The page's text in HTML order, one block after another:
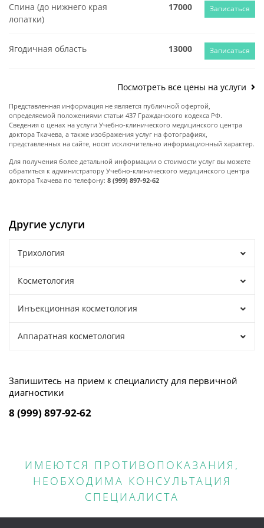
Спина (до нижнего края
лопатки)
17000 Записаться
Ягодичная область 13000 Записаться
Посмотреть все цены на услуги
Представленная информация не является публичной офертой,
определяемой положениями статьи 437 Гражданского кодекса РФ.
Сведения о ценах на услуги Учебно-клинического медицинского центра
доктора Ткачева, а также изображения услуг на фотографиях,
представленных на сайте, носят исключительно информационный характер.
Для получения более детальной информации о стоимости услуг вы можете
обратиться к администратору Учебно-клинического медицинского центра
доктора Ткачева по телефону: 8 (999) 897-92-62
Другие услуги
Трихология
Косметология
Инъекционная косметология
Аппаратная косметология
Запишитесь на прием к специалисту для первичной
диагностики
8 (999) 897-92-62
ИМЕЮТСЯ ПРОТИВОПОКАЗАНИЯ,
НЕОБХОДИМА КОНСУЛЬТАЦИЯ
СПЕЦИАЛИСТА